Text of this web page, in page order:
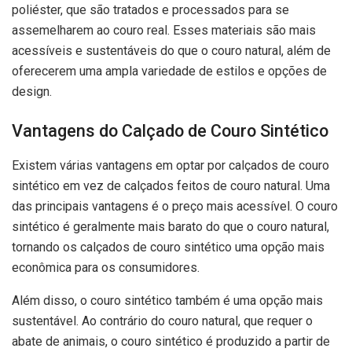
poliéster, que são tratados e processados para se
assemelharem ao couro real. Esses materiais são mais
acessíveis e sustentáveis do que o couro natural, além de
oferecerem uma ampla variedade de estilos e opções de
design.
Vantagens do Calçado de Couro Sintético
Existem várias vantagens em optar por calçados de couro
sintético em vez de calçados feitos de couro natural. Uma
das principais vantagens é o preço mais acessível. O couro
sintético é geralmente mais barato do que o couro natural,
tornando os calçados de couro sintético uma opção mais
econômica para os consumidores.
Além disso, o couro sintético também é uma opção mais
sustentável. Ao contrário do couro natural, que requer o
abate de animais, o couro sintético é produzido a partir de